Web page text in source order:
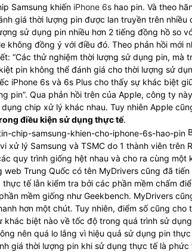
Samsung khiến iPhone 6s hao pin. Và theo
giá thời lượng pin được lan truyền trên
sử dụng pin nhiều hơn 2 tiếng đồng hồ so
không đồng ý với điều đó. Theo phản hồi mới
“Các thử nghiệm thời lượng sử dụng pin, mà
pin không thể đánh giá cho thời lượng sử
iPhone 6s và 6s Plus cho thấy sự khác biệt
pin”. Qua phản hồi trên của Apple, công ty
chip xử lý khác nhau. Tuy nhiên Apple
điều kiện sử dụng thực tế.
xử lý Samsung và TSMC do 1 thành viên trên
quy trình giống hệt nhau và cho ra cùng
Trung Quốc có tên MyDrivers cũng đã
tế lẫn kiểm tra bởi các phần mềm chấm
mềm giống như Geekbench. MyDrivers
hơn một chút. Tuy nhiên, điểm số cũng
biệt nào về tốc độ trong quá trình sử
nên quá lo lắng vì hiệu quả sử dụng pin
giá thời lượng pin khi sử dụng thực tế là